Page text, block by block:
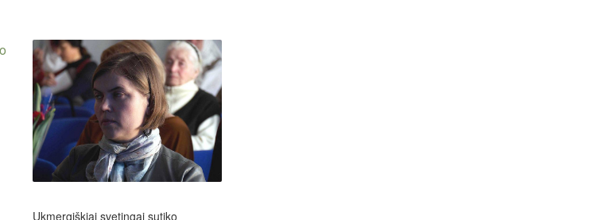
Ukmergiškiai svetingai sutiko